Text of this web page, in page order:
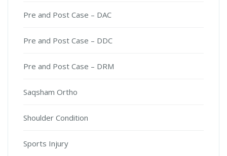
Pre and Post Case – DAC
Pre and Post Case – DDC
Pre and Post Case – DRM
Saqsham Ortho
Shoulder Condition
Sports Injury